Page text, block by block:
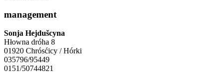
management
Sonja Hejdušcyna
Hłowna dróha 8
01920 Chrósćicy / Hórki
035796/95449
0151/50744821